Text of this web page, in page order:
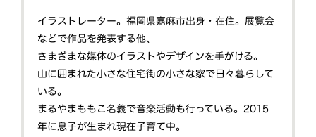
イラストレーター。福岡県嘉麻市出身・在住。展覧会
などで作品を発表する他、
さまざまな媒体のイラストやデザインを手がける。
山に囲まれた小さな住宅街の小さな家で日々暮らして
いる。
まるやまももこ名義で音楽活動も行っている。2015
年に息子が生まれ現在子育て中。